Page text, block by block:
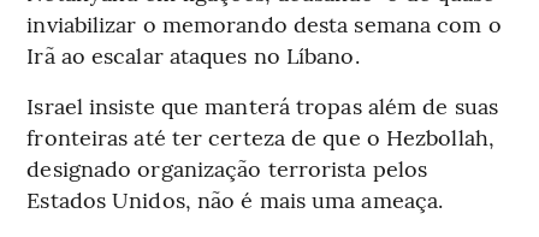
inviabilizar o memorando desta semana com o
Irã ao escalar ataques no Líbano.
Israel insiste que manterá tropas além de suas
fronteiras até ter certeza de que o Hezbollah,
designado organização terrorista pelos
Estados Unidos, não é mais uma ameaça.